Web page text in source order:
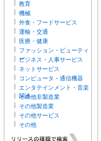
教育
機械
外食・フードサービス
運輸・交通
医療・健康
ファッション・ビューティ
ー
ビジネス・人事サービス
ネットサービス
コンピュータ・通信機器
エンタテインメント・音楽
関連
その他非製造業
その他製造業
その他サービス
その他